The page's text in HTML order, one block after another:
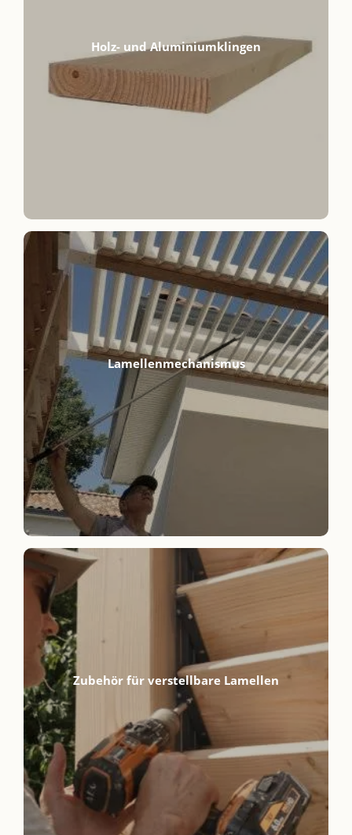
Holz- und Aluminiumklingen
Lamellenmechanismus
Zubehör für verstellbare Lamellen